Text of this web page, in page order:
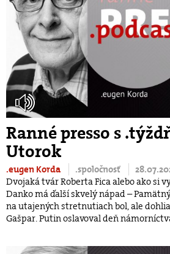
Ranné presso s
Utorok
.eugen Korda .spoločnosť
Dvojaká tvár Roberta Fica alebo ako si
Danko má ďalší skvelý nápad –
na utajených stretnutiach bol, ale
Gašpar. Putin oslavoval deň